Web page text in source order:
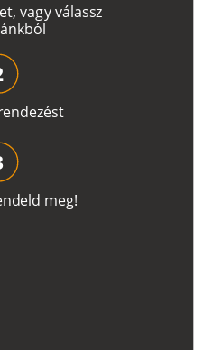
t, vagyválassz
ánkból
endezést
ndeld meg!